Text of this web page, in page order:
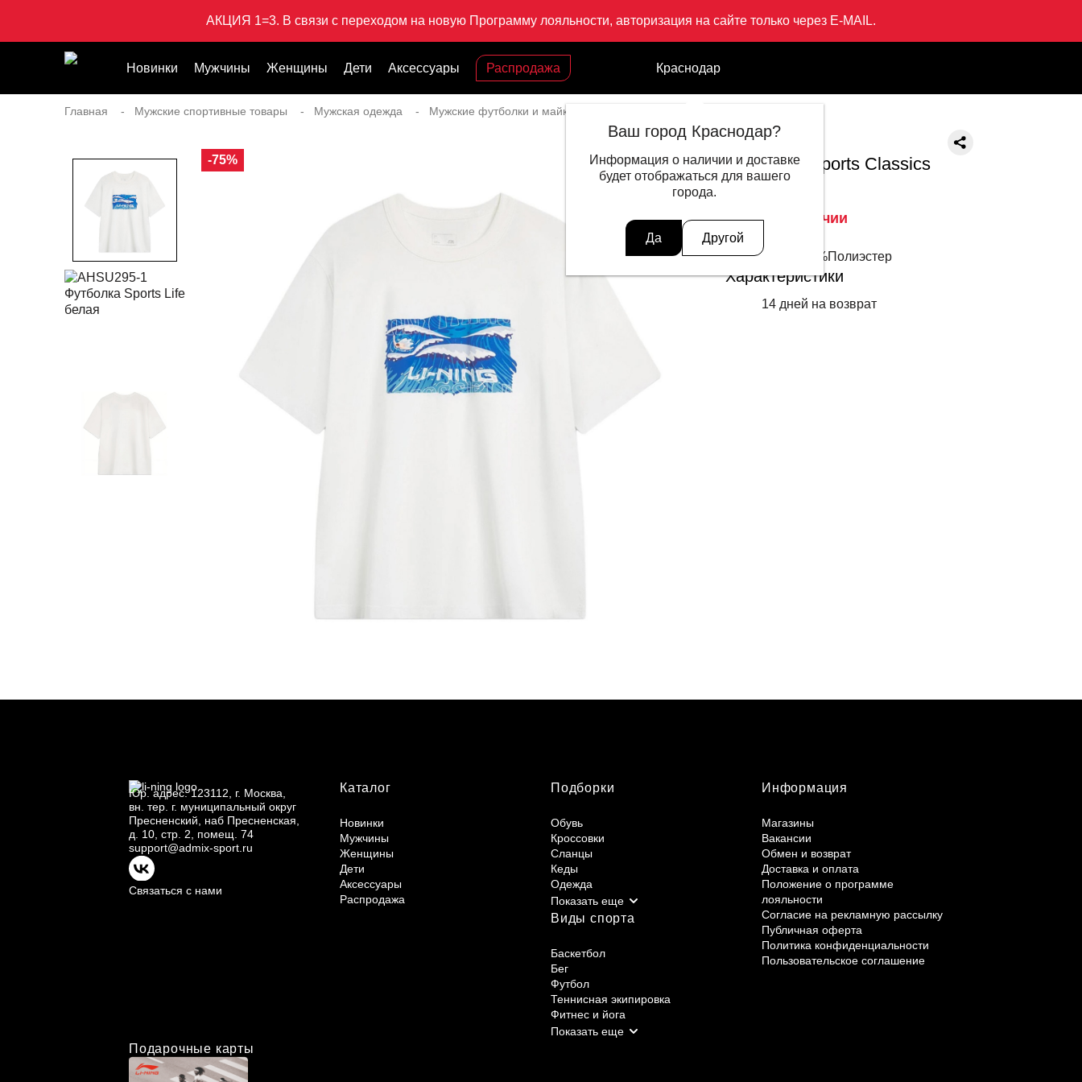
АКЦИЯ 1=3. В связи с переходом на новую Программу лояльности, авторизация на сайте только через E-MAIL.
Новинки Мужчины Женщины Дети Аксессуары Распродажа Краснодар
Ваш город Краснодар?
Информация о наличии и доставке
будет отображаться для вашего
города.
Да Другой
Главная Мужские спортивные товары Мужская одежда Мужские футболки и майки
-75%
LI-NING
Футболка Sports Classics
4 999 ₽
Нет в наличии
Описание
64%Хлопок+36%Полиэстер
Характеристики
14 дней на возврат
Юр. адрес: 123112, г. Москва,
вн. тер. г. муниципальный округ
Пресненский, наб Пресненская,
д. 10, стр. 2, помещ. 74
support@admix-sport.ru
Связаться с нами
Каталог
Новинки
Мужчины
Женщины
Дети
Аксессуары
Распродажа
Подборки
Обувь
Кроссовки
Сланцы
Кеды
Одежда
Виды спорта
Баскетбол
Бег
Футбол
Теннисная экипировка
Фитнес и йога
Информация
Магазины
Вакансии
Обмен и возврат
Доставка и оплата
Положение о программе
лояльности
Согласие на рекламную рассылку
Публичная оферта
Политика конфиденциальности
Пользовательское соглашение
Подарочные карты